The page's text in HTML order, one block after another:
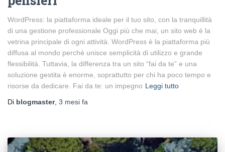
WordPress: la piattaforma ideale per il tuo sito, con la tranquillità
di una gestione professionale Oggi più che mai, un sito web è la
vetrina principale di ogni attività. WordPress è la piattaforma più
diffusa al mondo perché unisce semplicità di utilizzo e grande
flessibilità. Tuttavia, la differenza tra un sito “fai da te” e una
soluzione gestita è enorme, soprattutto per chi ha poco tempo e
risorse da dedicare. Fai da te: un impegno Leggi tutto
Di blogmaster, 3 mesi fa